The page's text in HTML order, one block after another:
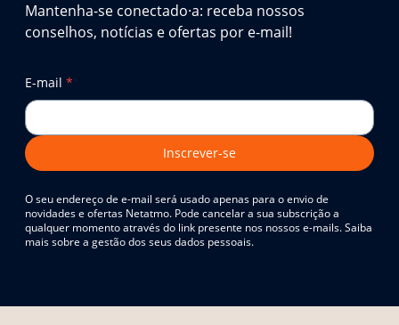
Mantenha-se conectado·a: receba nossos
conselhos, notícias e ofertas por e-mail!
E-mail *
Inscrever-se
O seu endereço de e-mail será usado apenas para o envio de
novidades e ofertas Netatmo. Pode cancelar a sua subscrição a
qualquer momento através do link presente nos nossos e-mails. Saiba
mais sobre a gestão dos seus dados pessoais.